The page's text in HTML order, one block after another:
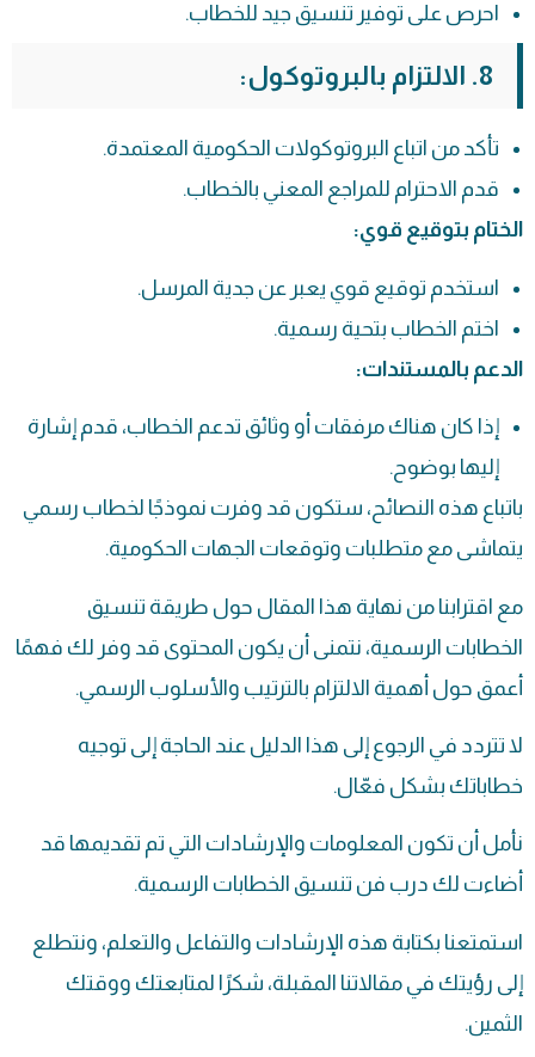
احرص على توفير تنسيق جيد للخطاب.
8. الالتزام بالبروتوكول:
تأكد من اتباع البروتوكولات الحكومية المعتمدة.
قدم الاحترام للمراجع المعني بالخطاب.
الختام بتوقيع قوي:
استخدم توقيع قوي يعبر عن جدية المرسل.
اختم الخطاب بتحية رسمية.
الدعم بالمستندات:
إذا كان هناك مرفقات أو وثائق تدعم الخطاب، قدم إشارة
إليها بوضوح.
باتباع هذه النصائح، ستكون قد وفرت نموذجًا لخطاب رسمي
يتماشى مع متطلبات وتوقعات الجهات الحكومية.
مع اقترابنا من نهاية هذا المقال حول طريقة تنسيق
الخطابات الرسمية، نتمنى أن يكون المحتوى قد وفر لك فهمًا
أعمق حول أهمية الالتزام بالترتيب والأسلوب الرسمي.
لا تتردد في الرجوع إلى هذا الدليل عند الحاجة إلى توجيه
خطاباتك بشكل فعّال.
نأمل أن تكون المعلومات والإرشادات التي تم تقديمها قد
أضاءت لك درب فن تنسيق الخطابات الرسمية.
استمتعنا بكتابة هذه الإرشادات والتفاعل والتعلم، ونتطلع
إلى رؤيتك في مقالاتنا المقبلة، شكرًا لمتابعتك ووقتك
الثمين.